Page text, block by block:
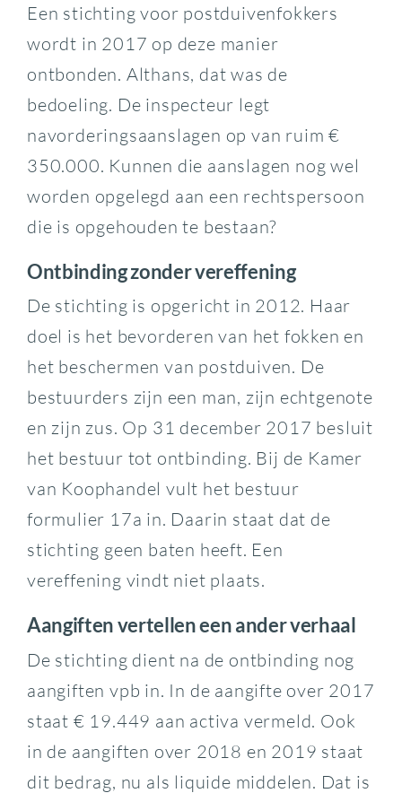
Een stichting voor postduivenfokkers
wordt in 2017 op deze manier
ontbonden. Althans, dat was de
bedoeling. De inspecteur legt
navorderingsaanslagen op van ruim €
350.000. Kunnen die aanslagen nog wel
worden opgelegd aan een rechtspersoon
die is opgehouden te bestaan?
Ontbinding zonder vereffening
De stichting is opgericht in 2012. Haar
doel is het bevorderen van het fokken en
het beschermen van postduiven. De
bestuurders zijn een man, zijn echtgenote
en zijn zus. Op 31 december 2017 besluit
het bestuur tot ontbinding. Bij de Kamer
van Koophandel vult het bestuur
formulier 17a in. Daarin staat dat de
stichting geen baten heeft. Een
vereffening vindt niet plaats.
Aangiften vertellen een ander verhaal
De stichting dient na de ontbinding nog
aangiften vpb in. In de aangifte over 2017
staat € 19.449 aan activa vermeld. Ook
in de aangiften over 2018 en 2019 staat
dit bedrag, nu als liquide middelen. Dat is